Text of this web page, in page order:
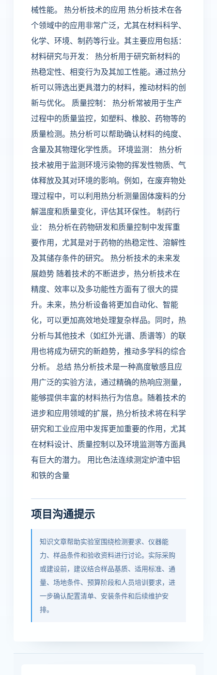
械性能。 热分析技术的应用 热分析技术在各
个领域中的应用非常广泛，尤其在材料科学、
化学、环境、制药等行业。其主要应用包括：
材料研究与开发： 热分析用于研究新材料的
热稳定性、相变行为及其加工性能。通过热分
析可以筛选出更具潜力的材料，推动材料的创
新与优化。 质量控制： 热分析常被用于生产
过程中的质量监控，如塑料、橡胶、药物等的
质量检测。热分析可以帮助确认材料的纯度、
含量及其物理化学性质。 环境监测： 热分析
技术被用于监测环境污染物的挥发性物质、气
体释放及其对环境的影响。例如，在废弃物处
理过程中，可以利用热分析测量固体废料的分
解温度和质量变化，评估其环保性。 制药行
业： 热分析在药物研发和质量控制中发挥重
要作用，尤其是对于药物的热稳定性、溶解性
及其储存条件的研究。 热分析技术的未来发
展趋势 随着技术的不断进步，热分析技术在
精度、效率以及多功能性方面有了很大的提
升。未来，热分析设备将更加自动化、智能
化，可以更加高效地处理复杂样品。同时，热
分析与其他技术（如红外光谱、质谱等）的联
用也将成为研究的新趋势，推动多学科的综合
分析。 总结 热分析技术是一种高度敏感且应
用广泛的实验方法，通过精确的热响应测量，
能够提供丰富的材料热行为信息。随着技术的
进步和应用领域的扩展，热分析技术将在科学
研究和工业应用中发挥更加重要的作用，尤其
在材料设计、质量控制以及环境监测等方面具
有巨大的潜力。 用比色法连续测定炉渣中铝
和铁的含量
项目沟通提示
知识文章帮助实验室围绕检测要求、仪器能
力、样品条件和验收资料进行讨论。实际采购
或建设前，建议结合样品基质、适用标准、通
量、场地条件、预算阶段和人员培训要求，进
一步确认配置清单、安装条件和后续维护安
排。